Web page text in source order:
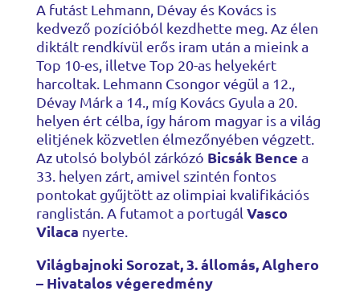
A futást Lehmann, Dévay és Kovács is
kedvező pozícióból kezdhette meg. Az élen
diktált rendkívül erős iram után a mieink a
Top 10-es, illetve Top 20-as helyekért
harcoltak. Lehmann Csongor végül a 12.,
Dévay Márk a 14., míg Kovács Gyula a 20.
helyen ért célba, így három magyar is a világ
elitjének közvetlen élmezőnyében végzett.
Az utolsó bolyból zárkózó Bicsák Bence a
33. helyen zárt, amivel szintén fontos
pontokat gyűjtött az olimpiai kvalifikációs
ranglistán. A futamot a portugál Vasco
Vilaca nyerte.
Világbajnoki Sorozat, 3. állomás, Alghero
– Hivatalos végeredmény